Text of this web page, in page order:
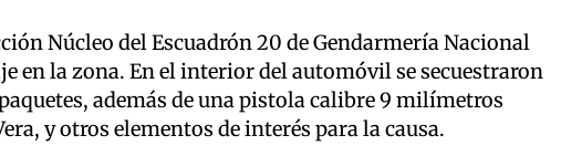
Núcleo del Escuadrón 20 de Gendarmería Nacional
en la zona. En el interior del automóvil se secuestraron
además de una pistola calibre 9 milímetros
y otros elementos de interés para la causa.